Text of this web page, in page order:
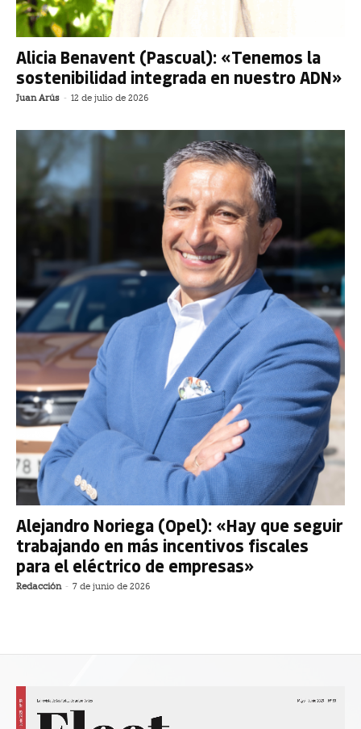
Alicia Benavent (Pascual): «Tenemos la
sostenibilidad integrada en nuestro ADN»
Juan Arús - 12 de julio de 2026
Alejandro Noriega (Opel): «Hay que seguir
trabajando en más incentivos fiscales
para el eléctrico de empresas»
Redacción - 7 de junio de 2026